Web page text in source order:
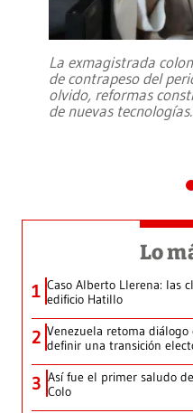
La exmagistrada
de contrapeso del
olvido, reformas
de nuevas tecnologías
Lo
1 Caso Alberto Llerena: las
edificio Hatillo
2 Venezuela retoma
definir una transición
3 Así fue el primer saludo
Colo